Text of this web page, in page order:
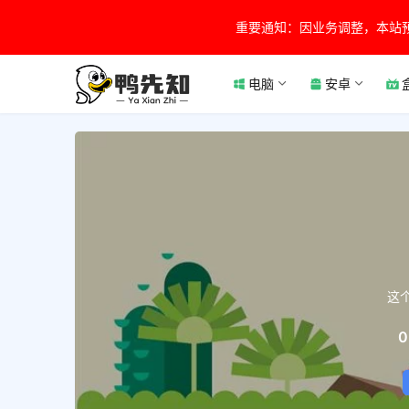
重要通知：因业务调整，本站
电脑 安卓
这
0